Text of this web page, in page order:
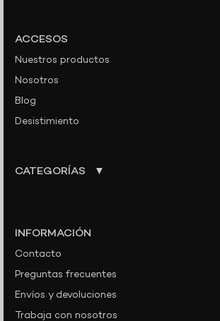
ACCESOS
Nuestros productos
Nosotros
Blog
Desistimiento
CATEGORÍAS
INFORMACIÓN
Contacto
Preguntas frecuentes
Envíos y devoluciones
Trabaja con nosotros